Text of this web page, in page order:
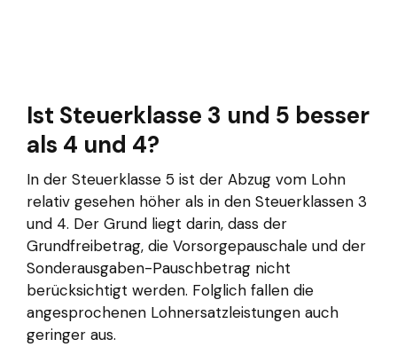
Ist Steuerklasse 3 und 5 besser
als 4 und 4?
In der Steuerklasse 5 ist der Abzug vom Lohn
relativ gesehen höher als in den Steuerklassen 3
und 4. Der Grund liegt darin, dass der
Grundfreibetrag, die Vorsorgepauschale und der
Sonderausgaben-Pauschbetrag nicht
berücksichtigt werden. Folglich fallen die
angesprochenen Lohnersatzleistungen auch
geringer aus.